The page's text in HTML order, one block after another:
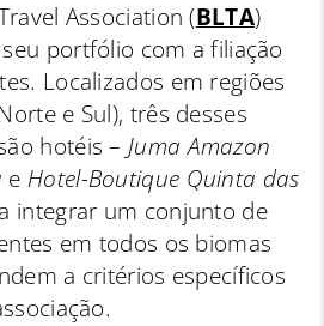
Association (BLTA)
portfólio com a filiação
Localizados em regiões
e Sul), três desses
hotéis – Juma Amazon
e Hotel-Boutique Quinta das
integrar um conjunto de
em todos os biomas
a critérios específicos